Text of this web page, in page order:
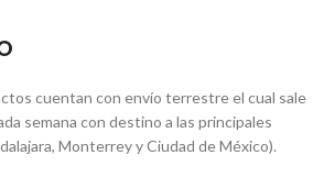
cuentan con envío terrestre el cual sale
semana con destino a las principales
Monterrey y Ciudad de México).